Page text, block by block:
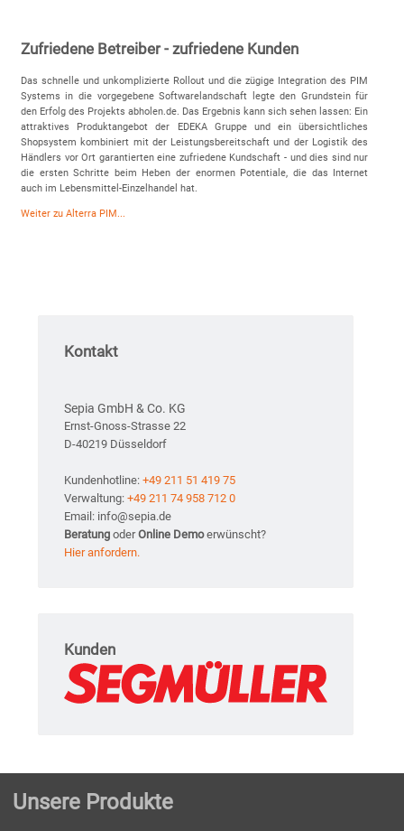
Zufriedene Betreiber - zufriedene Kunden
Das schnelle und unkomplizierte Rollout und die zügige Integration des PIM
Systems in die vorgegebene Softwarelandschaft legte den Grundstein für
den Erfolg des Projekts abholen.de. Das Ergebnis kann sich sehen lassen: Ein
attraktives Produktangebot der EDEKA Gruppe und ein übersichtliches
Shopsystem kombiniert mit der Leistungsbereitschaft und der Logistik des
Händlers vor Ort garantierten eine zufriedene Kundschaft - und dies sind nur
die ersten Schritte beim Heben der enormen Potentiale, die das Internet
auch im Lebensmittel-Einzelhandel hat.
Weiter zu Alterra PIM...
Kontakt
Sepia GmbH & Co. KG
Ernst-Gnoss-Strasse 22
D-40219 Düsseldorf
Kundenhotline: +49 211 51 419 75
Verwaltung: +49 211 74 958 712 0
Email: info@sepia.de
Beratung oderOnline Demoerwünscht?
Hier anfordern.
Kunden
Unsere Produkte